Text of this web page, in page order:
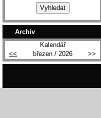
Archiv
Kalendář
<<
březen / 2026 >>